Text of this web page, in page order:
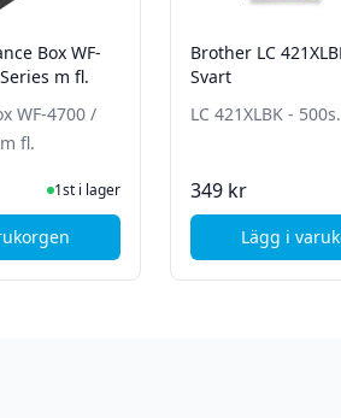
Box WF-
m fl.
WF-4700 /
fl.
I Lager1st i lager
Epson Maintenance Box WF-4700 / WF-
Brother LC
Svart
LC 421XLBK -
349 kr I
Lägg i ,